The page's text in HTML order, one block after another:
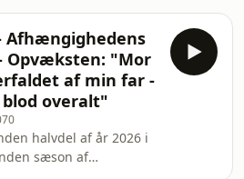
Afhængighedens
Opvæksten: "Mor
af min far -
overalt"
halvdel af år 2026 i
sæson af